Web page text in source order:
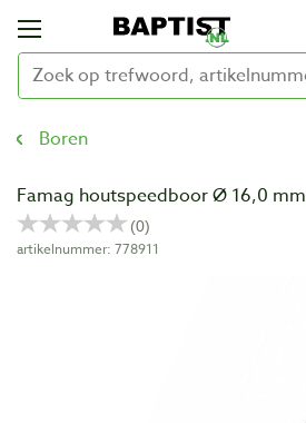
Boren
Famag houtspeedboor Ø 16,0 mm
artikelnummer: 778911